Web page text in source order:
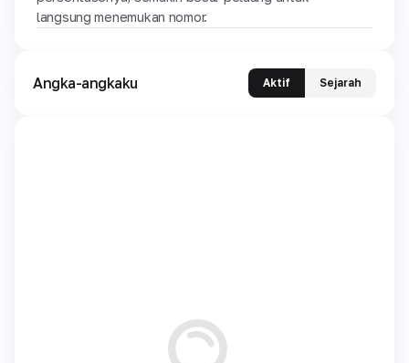
langsung menemukan nomor.
Angka-angkaku Aktif Sejarah